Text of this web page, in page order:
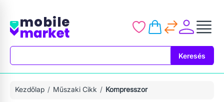
Keresés
Kezdőlap Műszaki Cikk Kompresszor